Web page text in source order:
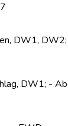
DW1,
DW1; -